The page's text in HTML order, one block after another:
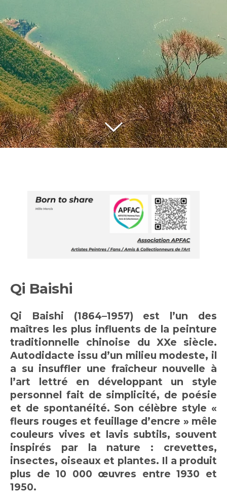
Qi Baishi
Qi Baishi (1864–1957) est l’un des
maîtres les plus influents de la peinture
traditionnelle chinoise du XXe siècle.
Autodidacte issu d’un milieu modeste, il
a su insuffler une fraîcheur nouvelle à
l’art lettré en développant un style
personnel fait de simplicité, de poésie
et de spontanéité. Son célèbre style «
fleurs rouges et feuillage d’encre » mêle
couleurs vives et lavis subtils, souvent
inspirés par la nature : crevettes,
insectes, oiseaux et plantes. Il a produit
plus de 10 000 œuvres entre 1930 et
1950.